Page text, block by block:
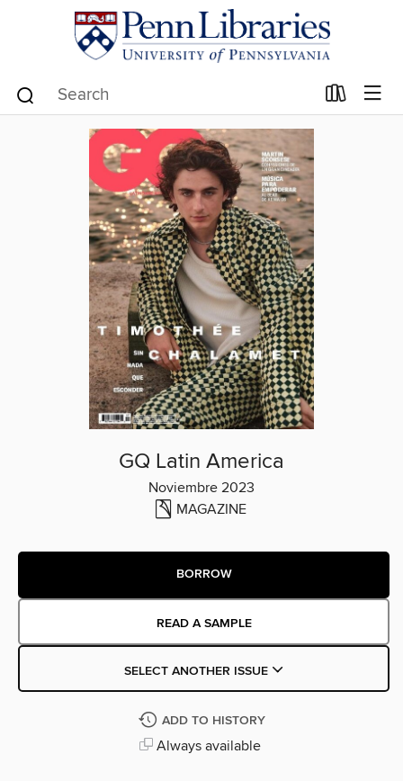
GQ Latin America
Noviembre 2023
MAGAZINE
BORROW
READ A SAMPLE
SELECT ANOTHER ISSUE
ADD TO HISTORY
Always available